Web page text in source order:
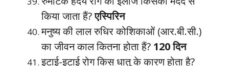
किया जाता हैं?एस्पिरिन
मनुष्य की लाल रुधिर कोशिकाओं (आर.बी.सी.)
का जीवन काल कितना होता हैं? 120 दिन
इटाई-इटाई रोग किस धातु के कारण होता है?